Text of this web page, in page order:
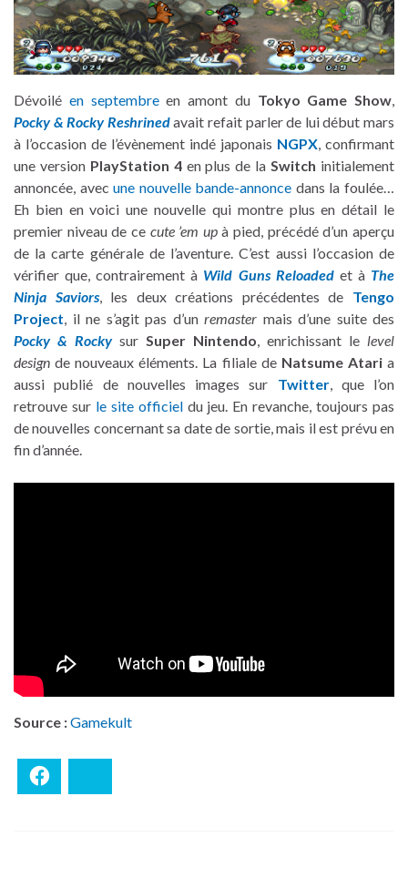
Dévoilé en septembreen amont du Tokyo Game Show,
Pocky & Rocky Reshrinedavait refait parler de lui début mars
à l’occasion de l’évènement indé japonais NGPX, confirmant
une version PlayStation 4en plus de laSwitch initialement
annoncée, avecune nouvelle bande-annonce dans la foulée…
Eh bien en voici une nouvelle qui montre plus en détail le
premier niveau de ce cute ’em upà pied, précédé d’un aperçu
de la carte générale de l’aventure. C’est aussi l’occasion de
vérifier que, contrairement à Wild Guns Reloadedet à The
Ninja Saviors, les deux créations précédentes de Tengo
Project, il ne s’agit pas d’un remaster mais d’une suite des
Pocky & Rockysur Super Nintendo, enrichissant le level
design de nouveaux éléments. La filiale de Natsume Ataria
aussi publié de nouvelles images sur Twitter, que l’on
retrouve sur le site officieldu jeu. En revanche, toujours pas
de nouvelles concernant sa date de sortie, mais il est prévu en
fin d’année.
Source :Gamekult